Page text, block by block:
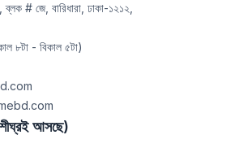
# জে, বারিধারা, ঢাকা-১২১২,
৮টা - বিকাল ৫টা)
আসছে)